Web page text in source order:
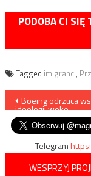
PODOBA CI SIĘ
Tagged imigranci,
Nawigacja
wpisu
Boeing odrzuca
ideologii woke
Telegram
WESPRZYJ